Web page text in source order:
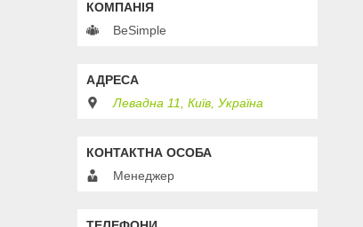
BeSimple
Левадна 11, Київ, Україна
Менеджер